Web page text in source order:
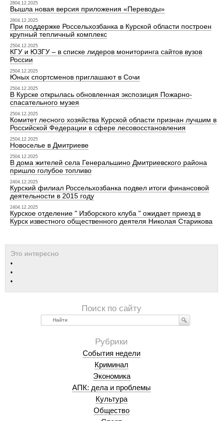
2804.12.2025
Вышла новая версия приложения «Переводы»
2804.12.2025
При поддержке Россельхозбанка в Курской области построен
крупный тепличный комплекс
2504.12.2025
КГУ и ЮЗГУ – в списке лидеров мониторинга сайтов вузов
России
2504.12.2025
Юных спортсменов приглашают в Сочи
2504.12.2025
В Курске открылась обновленная экспозиция Пожарно-
спасательного музея
2504.12.2025
Комитет лесного хозяйства Курской области признан лучшим в
Российской Федерации в сфере лесовосстановления
2504.12.2025
Новоселье в Дмитриеве
2504.12.2025
В дома жителей села Генеральшино Дмитриевского района
пришло голубое топливо
2404.12.2025
Курский филиал Россельхозбанка подвел итоги финансовой
деятельности в 2015 году
2404.12.2025
Курское отделение " Изборского клуба " ожидает приезд в
Курск известного общественного деятеля Николая Старикова
Найти
События недели
Криминал
Экономика
АПК: дела и проблемы
Культура
Общество